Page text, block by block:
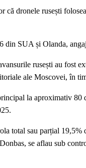
că dronele rusești
SUA și Olanda,
rusești au fost
ale Moscovei, în
la aproximativ 80
total sau parțial
se aflau sub